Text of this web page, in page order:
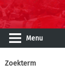
Menu
Zoekterm